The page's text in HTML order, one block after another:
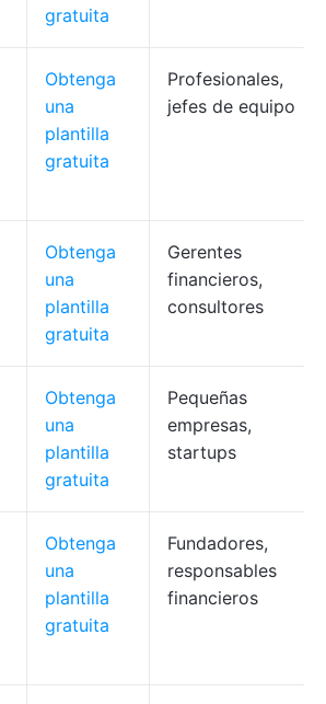
gratuita
Obtenga
una
plantilla
gratuita
Profesionales,
jefes de equipo
Obtenga
una
plantilla
gratuita
Gerentes
financieros,
consultores
Obtenga
una
plantilla
gratuita
Pequeñas
empresas,
startups
Obtenga
una
plantilla
gratuita
Fundadores,
responsables
financieros